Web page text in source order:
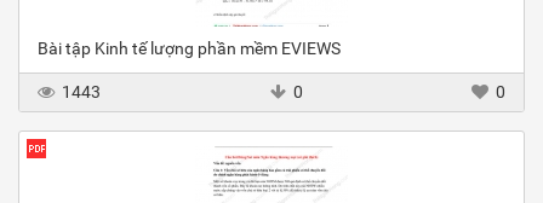
Bài tập Kinh tế lượng phần mềm EVIEWS
1443 0 0